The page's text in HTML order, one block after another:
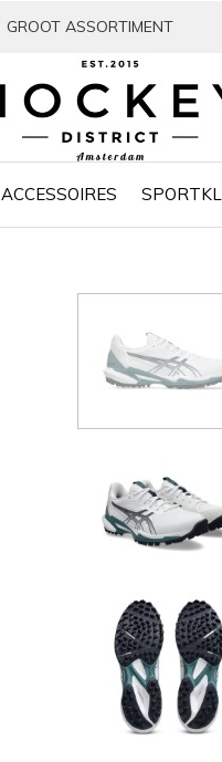
ACCESSOIRES
GROOT ASSORTIMENT